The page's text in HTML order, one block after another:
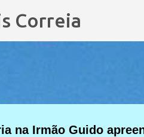
Correia
na Irmão Guido